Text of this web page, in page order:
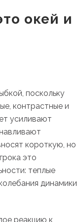
окей и
поскольку
контрастные и
усиливают
короткую, но
это
теплые
динамики
реакцию к